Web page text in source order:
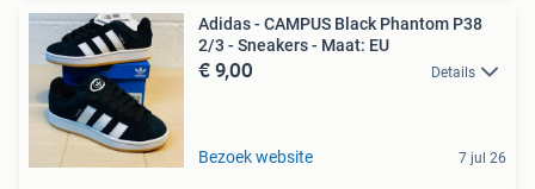
Adidas - CAMPUS Black Phantom P38
2/3 - Sneakers - Maat: EU
€ 9,00 Details
Bezoek website 7 jul 26